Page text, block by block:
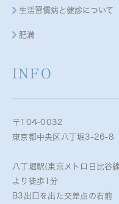
生活習慣病と健診について
肥満
INFO
〒104-0032
東京都中央区八丁堀3-26-8
八丁堀駅(東京メトロ日比谷
より徒歩1分
B3出口を出た交差点の右前